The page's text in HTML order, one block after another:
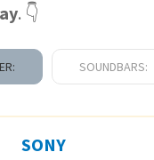
. 👇
SOUNDBARS:
SONY